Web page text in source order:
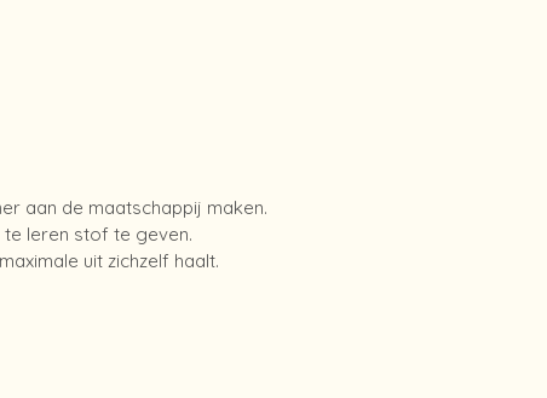
aan de maatschappij maken.
leren stof te geven.
uit zichzelf haalt.